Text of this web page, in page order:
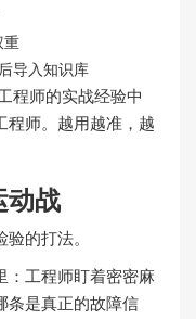
重
导入知识库
程师的实战经验中
程师。越用越准，越
动战
的打法。
：工程师盯着密密麻
条是真正的故障信